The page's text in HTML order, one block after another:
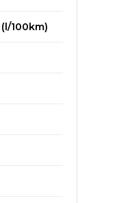
100km)